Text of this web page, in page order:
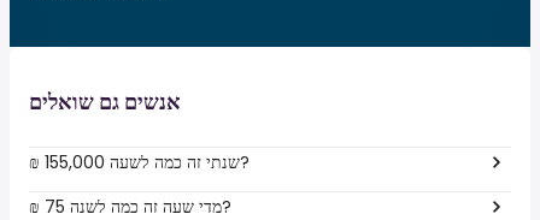
אנשים גם שואלים
₪ 155,000 שנתי זה כמה לשעה?
₪ 75 מדי שעה זה כמה לשנה?